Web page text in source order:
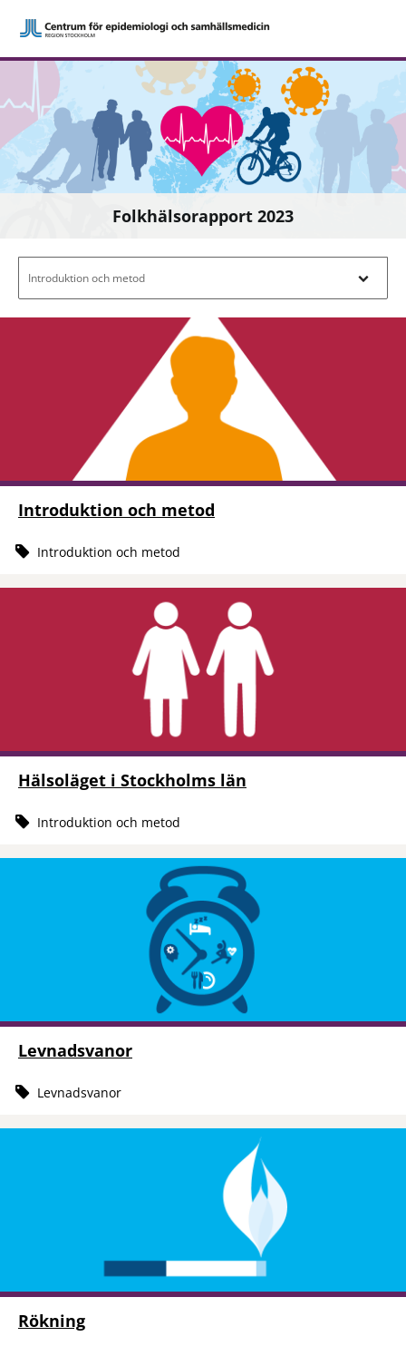
Folkhälsorapport 2023
Introduktion och metod
Introduktion och metod
Introduktion och metod
Hälsoläget i Stockholms län
Introduktion och metod
Levnadsvanor
Levnadsvanor
Rökning